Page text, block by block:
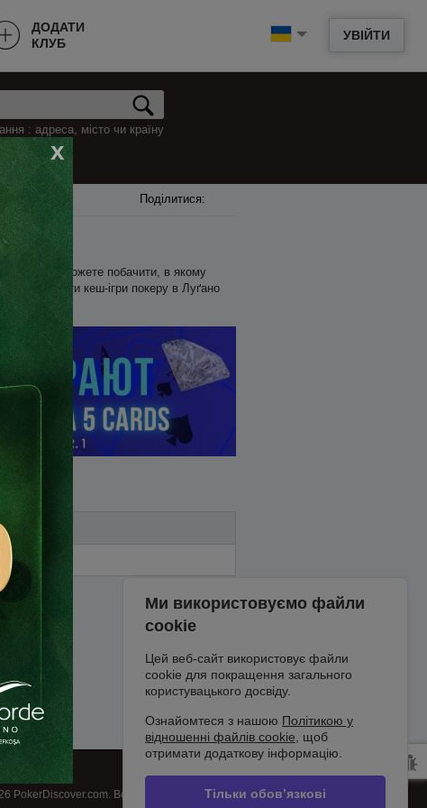
УВІЙТИ
ДОДАТИ
КЛУБ
: адреса, місто чи країну
x
Поділитися:
Нижче ви можете побачити, в якому
Тепер знайти кеш-ігри покеру в Луґано
PokerDiscover.com. Всі права захищені.
Ми використовуємо файли
cookie
Цей веб-сайт використовує файли
cookie для покращення загального
користувацького досвіду.
Ознайомтеся з нашою Політикою у
відношенні файлів cookie, щоб
отримати додаткову інформацію.
Тільки обов’язкові